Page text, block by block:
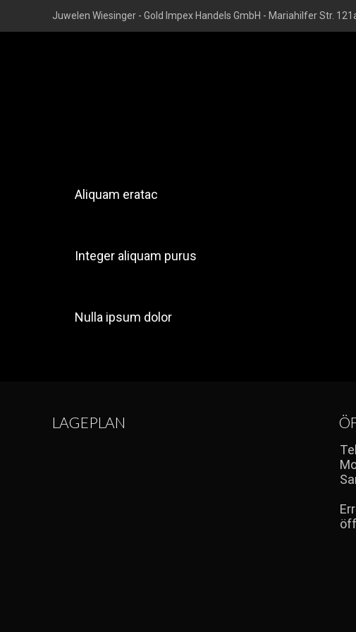
Juwelen Wiesinger - Gold Impex Handels GmbH - Mariahilfer Str.
Aliquam eratac
Integer aliquam purus
Nulla ipsum dolor
LAGEPLAN